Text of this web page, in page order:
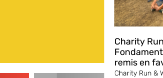
Charity
remis en
Charity Run &